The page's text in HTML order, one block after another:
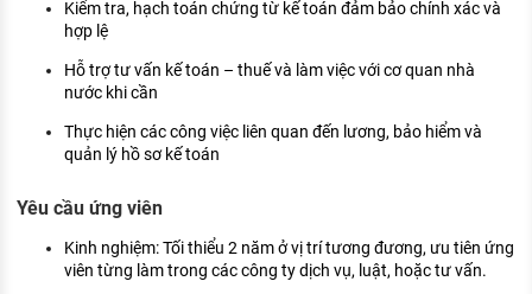
Xu hướng việc làm
XÂY DỰNG VÀ PHÁT TRIỂN ĐỘI NGŨ
NHÂN SỰ
TUYỂN DỤNG VIỆC LÀM
Kiểm tra, hạch toán chứng từ kế toán đảm bảo chính xác và
hợp lệ
Hỗ trợ tư vấn kế toán – thuế và làm việc với cơ quan nhà
nước khi cần
Thực hiện các công việc liên quan đến lương, bảo hiểm và
quản lý hồ sơ kế toán
Yêu cầu ứng viên
Kinh nghiệm: Tối thiểu 2 năm ở vị trí tương đương, ưu tiên ứng
viên từng làm trong các công ty dịch vụ, luật, hoặc tư vấn.